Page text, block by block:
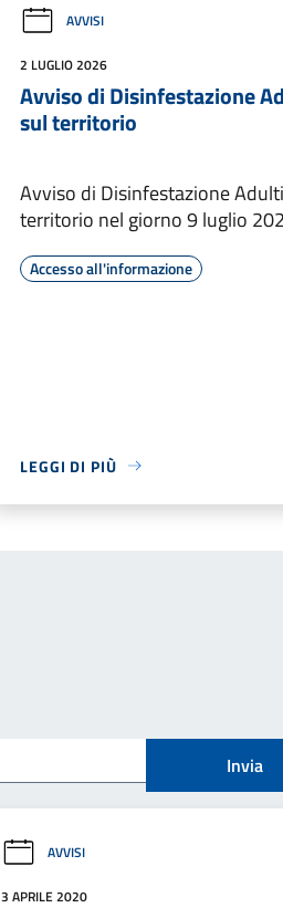
AVVISI
2 LUGLIO 2026
Avviso di Disinfestazione
sul territorio
Avviso di Disinfestazione
territorio nel giorno 9 luglio
Accesso all'informazione
LEGGI DI PIÙ
Invia
AVVISI
3 APRILE 2020